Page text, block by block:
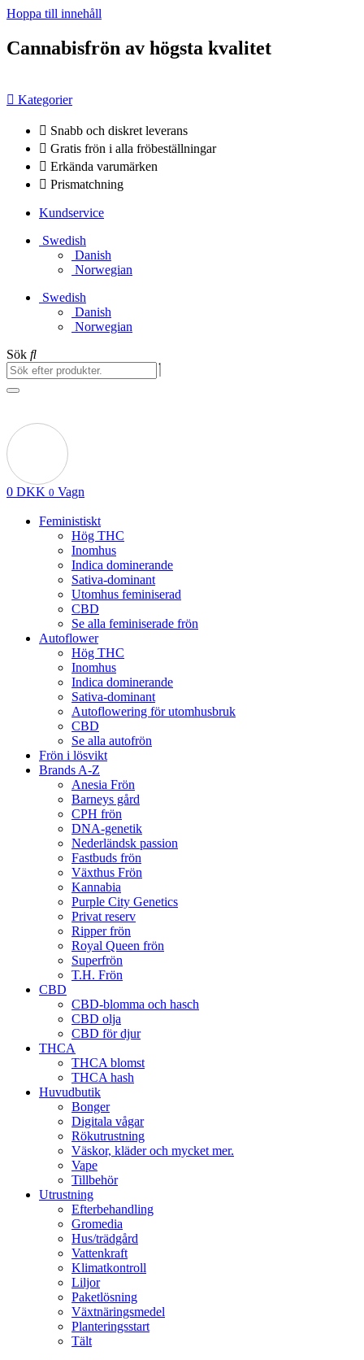
Hoppa till innehåll
Cannabisfrön av högsta kvalitet
Kategorier
Snabb och diskret leverans
Gratis frön i alla fröbeställningar
Erkända varumärken
Prismatchning
Kundservice
Swedish
Danish
Norwegian
Swedish
Danish
Norwegian
Sök
0 DKK 0 Vagn
Feministiskt
Hög THC
Inomhus
Indica dominerande
Sativa-dominant
Utomhus feminiserad
CBD
Se alla feminiserade frön
Autoflower
Hög THC
Inomhus
Indica dominerande
Sativa-dominant
Autoflowering för utomhusbruk
CBD
Se alla autofrön
Frön i lösvikt
Brands A-Z
Anesia Frön
Barneys gård
CPH frön
DNA-genetik
Nederländsk passion
Fastbuds frön
Växthus Frön
Kannabia
Purple City Genetics
Privat reserv
Ripper frön
Royal Queen frön
Superfrön
T.H. Frön
CBD
CBD-blomma och hasch
CBD olja
CBD för djur
THCA
THCA blomst
THCA hash
Huvudbutik
Bonger
Digitala vågar
Rökutrustning
Väskor, kläder och mycket mer.
Vape
Tillbehör
Utrustning
Efterbehandling
Gromedia
Hus/trädgård
Vattenkraft
Klimatkontroll
Liljor
Paketlösning
Växtnäringsmedel
Planteringsstart
Tält